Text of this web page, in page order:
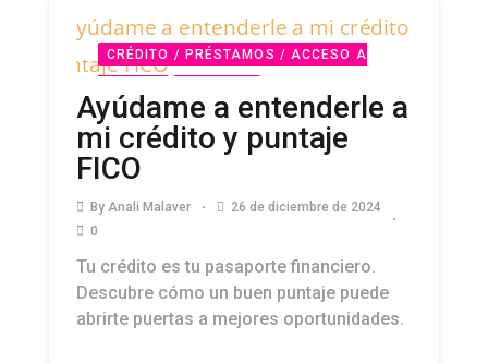
CRÉDITO / PRÉSTAMOS / ACCESO A
Ayúdame a entenderle a
mi crédito y puntaje
FICO
By Anali Malaver
26 de diciembre de 2024
0
Tu crédito es tu pasaporte financiero.
Descubre cómo un buen puntaje puede
abrirte puertas a mejores oportunidades.